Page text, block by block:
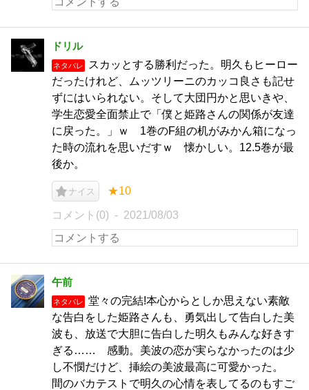
ドリル
ネタバレ
スカッとする勝利だった。明久もヒーロー
だったけれど、ムッツリーニのカッコ良さも記せ
ずにはいられない。そして大団円かと思いきや、
学生恋愛全面禁止で「僕と姫路さんの関係が友達
に戻った。」ｗ 1巻のF組の机がみかん箱になっ
た時の流れを思いだすｗ 懐かしい。12.5巻が最
後か。
ナイス ★10
コメント(0) 2021/08/03
午前
ネタバレ
堂々の完結!本心からとしか思えない素敵
な告白をした姫路さんも、勇気出して告白した美
波も、放送で大胆に告白した明久もみんな好きす
ぎる…… 感動。美波の恋が実らなかったのは少
し不憫だけど、挿絵の美波最高に可愛かった。
間のバカテストで明久の心情を表してるのもすご